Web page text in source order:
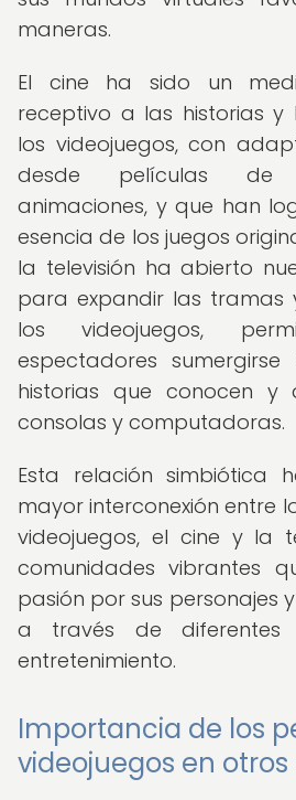
maneras.
El cine ha sido un
receptivo a las historias y
los videojuegos, con
desde películas de
animaciones, y que han
esencia de los juegos
la televisión ha abierto
para expandir las tramas
los videojuegos,
espectadores
historias que conocen y
consolas y computadoras.
Esta relación simbiótica
mayor interconexión entre
videojuegos, el cine y la
comunidades vibrantes
pasión por sus personajes
a través de diferentes
entretenimiento.
Importancia de los
videojuegos en